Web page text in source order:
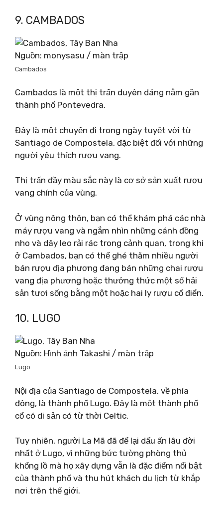
9. CAMBADOS
Nguồn: monysasu / màn trập
Cambados
Cambados là một thị trấn duyên dáng nằm gần
thành phố Pontevedra.
Đây là một chuyến đi trong ngày tuyệt vời từ
Santiago de Compostela, đặc biệt đối với những
người yêu thích rượu vang.
Thị trấn đầy màu sắc này là cơ sở sản xuất rượu
vang chính của vùng.
Ở vùng nông thôn, bạn có thể khám phá các nhà
máy rượu vang và ngắm nhìn những cánh đồng
nho và dây leo rải rác trong cảnh quan, trong khi
ở Cambados, bạn có thể ghé thăm nhiều người
bán rượu địa phương đang bán những chai rượu
vang địa phương hoặc thưởng thức một số hải
sản tươi sống bằng một hoặc hai ly rượu cổ điển.
10. LUGO
Nguồn: Hình ảnh Takashi / màn trập
Lugo
Nội địa của Santiago de Compostela, về phía
đông, là thành phố Lugo. Đây là một thành phố
cổ có di sản có từ thời Celtic.
Tuy nhiên, người La Mã đã để lại dấu ấn lâu đời
nhất ở Lugo, vì những bức tường phòng thủ
khổng lồ mà họ xây dựng vẫn là đặc điểm nổi bật
của thành phố và thu hút khách du lịch từ khắp
nơi trên thế giới.